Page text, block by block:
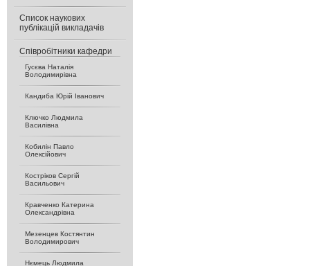
Список наукових
публікацій викладачів
Співробітники кафедри
Гусєва Наталія
Володимирівна
Кандиба Юрій Іванович
Ключко Людмила
Василівна
Кобилін Павло
Олексійович
Костріков Сергій
Васильович
Кравченко Катерина
Олександрівна
Мезенцев Костянтин
Володимирович
Нємець Людмила